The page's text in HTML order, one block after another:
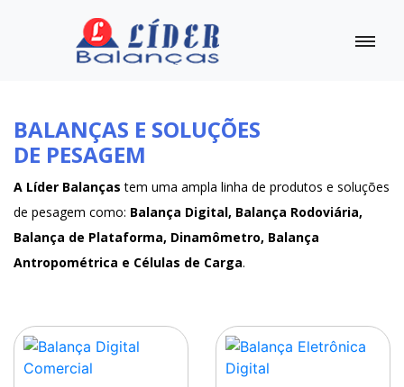
BALANÇAS E SOLUÇÕES
DE PESAGEM
A Líder Balanças tem uma ampla linha de produtos e soluções
de pesagem como: Balança Digital, Balança Rodoviária,
Balança de Plataforma, Dinamômetro, Balança
Antropométrica e Células de Carga.